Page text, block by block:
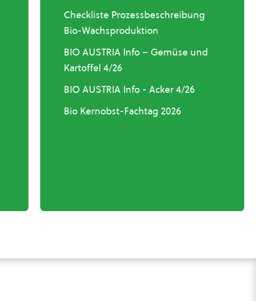
Checkliste Prozessbeschreibung
Bio-Wachsproduktion
BIO AUSTRIA Info – Gemüse und
Kartoffel 4/26
BIO AUSTRIA Info - Acker 4/26
Bio Kernobst-Fachtag 2026